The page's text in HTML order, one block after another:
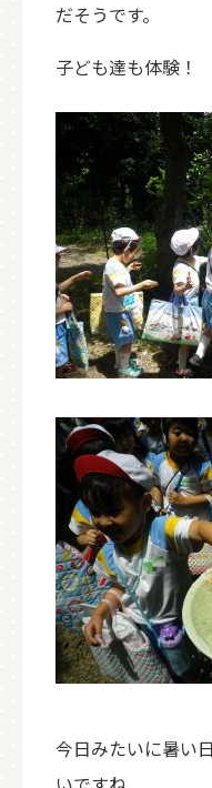
だそうです。
子ども達も体験！
今日みたいに暑い